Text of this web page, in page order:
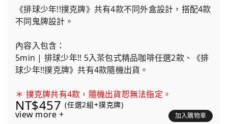
《排球少年!!撲克牌》共有4款不同外盒設計，搭配4款
不同鬼牌設計。
內容入包含：
5min | 排球少年!! 5入茶包式精品咖啡任選2款、《排
球少年!!撲克牌》共有4款隨機出貨。
＊ 撲克牌共有4款，隨機出貨恕無法指定。
NT$457 (任選2組+撲克牌)
view more + 加入購物車